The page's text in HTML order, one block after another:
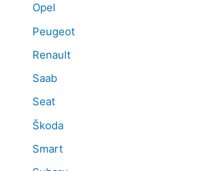
Opel
Peugeot
Renault
Saab
Seat
Škoda
Smart